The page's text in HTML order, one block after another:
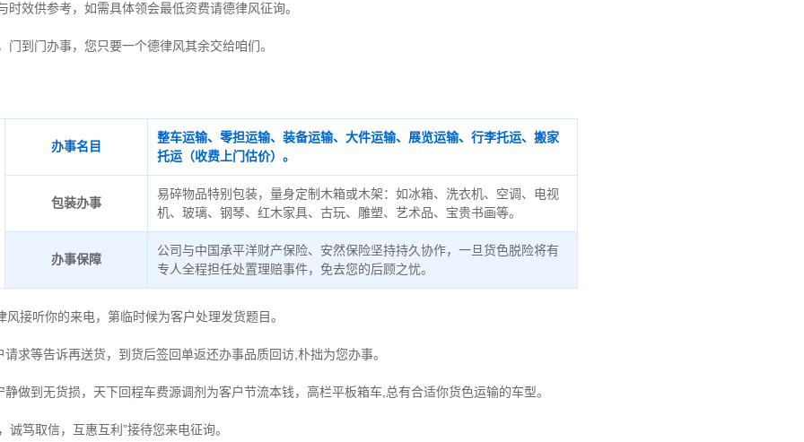
效供参考，如需具体领会最低资费请德律风征询。
门到门办事，您只要一个德律风其余交给咱们。
办事名目
整车运输、零担运输、装备运输、大件运输、展览运输、行李托运、搬家
托运（收费上门估价）。
包装办事
易碎物品特别包装，量身定制木箱或木架：如冰箱、洗衣机、空调、电视
机、玻璃、钢琴、红木家具、古玩、雕塑、艺术品、宝贵书画等。
办事保障
公司与中国承平洋财产保险、安然保险坚持持久协作，一旦货色脱险将有
专人全程担任处置理赔事件，免去您的后顾之忧。
接听你的来电，第临时候为客户处理发货题目。
求等告诉再送货，到货后签回单返还办事品质回访,朴拙为您办事。
做到无货损，天下回程车费源调剂为客户节流本钱，高栏平板箱车,总有合适你货色运输的车型。
诚笃取信，互惠互利”接待您来电征询。